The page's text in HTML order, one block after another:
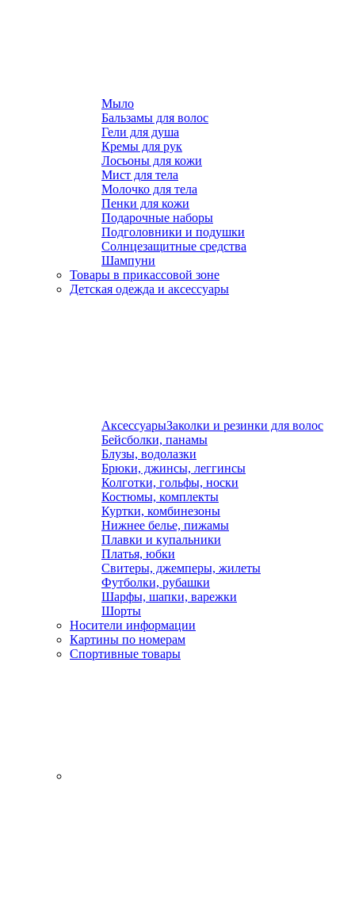
Мыло
Бальзамы для волос
Гели для душа
Кремы для рук
Лосьоны для кожи
Мист для тела
Молочко для тела
Пенки для кожи
Подарочные наборы
Подголовники и подушки
Солнцезащитные средства
Шампуни
Товары в прикассовой зоне
Детская одежда и аксессуары
АксессуарыЗаколки и резинки для волос
Бейсболки, панамы
Блузы, водолазки
Брюки, джинсы, леггинсы
Колготки, гольфы, носки
Костюмы, комплекты
Куртки, комбинезоны
Нижнее белье, пижамы
Плавки и купальники
Платья, юбки
Свитеры, джемперы, жилеты
Футболки, рубашки
Шарфы, шапки, варежки
Шорты
Носители информации
Картины по номерам
Спортивные товары